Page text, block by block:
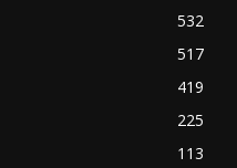
532
517
419
225
113